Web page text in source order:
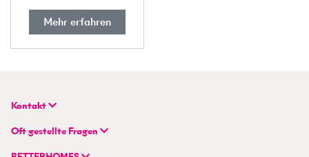
Mehr erfahren
Kontakt
BETTERHOMES Real GmbH
Hauptsitz
Oft gestellte Fragen
FAQ | Immobilie verkaufen/vermieten